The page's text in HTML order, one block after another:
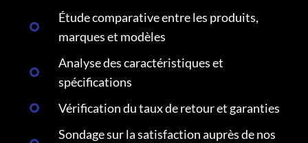
Étude comparative entre les produits,
marques et modèles
Analyse des caractéristiques et
spécifications
Vérification du taux de retour et garanties
Sondage sur la satisfaction auprès de nos